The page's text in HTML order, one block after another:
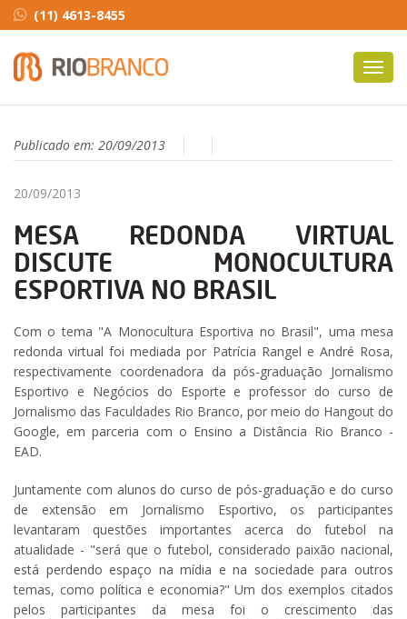
(11) 4613-8455
Publicado em: 20/09/2013
20/09/2013
MESA REDONDA VIRTUAL
DISCUTE MONOCULTURA
ESPORTIVA NO BRASIL
Com o tema "A Monocultura Esportiva no Brasil", uma mesa
redonda virtual foi mediada por Patrícia Rangel e André Rosa,
respectivamente coordenadora da pós-graduação Jornalismo
Esportivo e Negócios do Esporte e professor do curso de
Jornalismo das Faculdades Rio Branco, por meio do Hangout do
Google, em parceria com o Ensino a Distância Rio Branco -
EAD.
Juntamente com alunos do curso de pós-graduação e do curso
de extensão em Jornalismo Esportivo, os participantes
levantaram questões importantes acerca do futebol na
atualidade - "será que o futebol, considerado paixão nacional,
está perdendo espaço na mídia e na sociedade para outros
temas, como política e economia?" Um dos exemplos citados
pelos participantes da mesa foi o crescimento das